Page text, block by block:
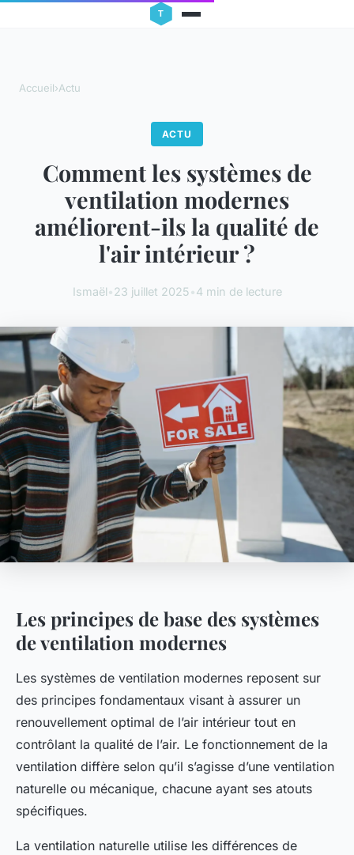
Accueil›Actu
ACTU
Comment les systèmes de
ventilation modernes
améliorent-ils la qualité de
l'air intérieur ?
Ismaël•23 juillet 2025•4 min de lecture
Les principes de base des systèmes
de ventilation modernes
Les systèmes de ventilation modernes reposent sur
des principes fondamentaux visant à assurer un
renouvellement optimal de l’air intérieur tout en
contrôlant la qualité de l’air. Le fonctionnement de la
ventilation diffère selon qu’il s’agisse d’une ventilation
naturelle ou mécanique, chacune ayant ses atouts
spécifiques.
La ventilation naturelle utilise les différences de